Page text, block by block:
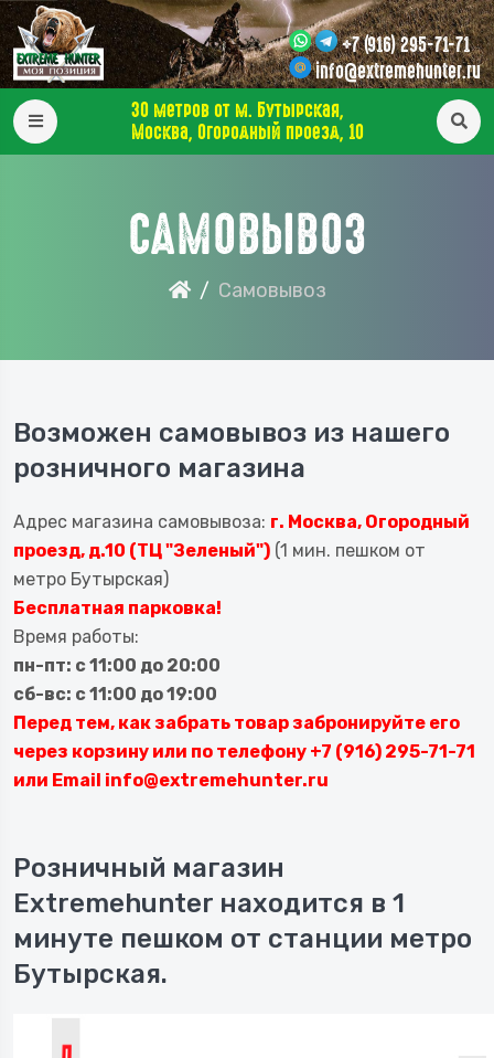
+7 (916) 295-71-71
info@extremehunter.ru
30 метров от м. Бутырская,
Москва, Огородный проезд, 10
САМОВЫВОЗ
Самовывоз
Возможен самовывоз из нашего
розничного магазина
Адрес магазина самовывоза: г. Москва, Огородный
проезд, д.10 (ТЦ "Зеленый") (1 мин. пешком от
метро Бутырская)
Бесплатная парковка!
Время работы:
пн-пт: с 11:00 до 20:00
сб-вс: с 11:00 до 19:00
Перед тем, как забрать товар забронируйте его
через корзину или по телефону +7 (916) 295-71-71
или Email info@extremehunter.ru
Розничный магазин
Extremehunter находится в 1
минуте пешком от станции метро
Бутырская.